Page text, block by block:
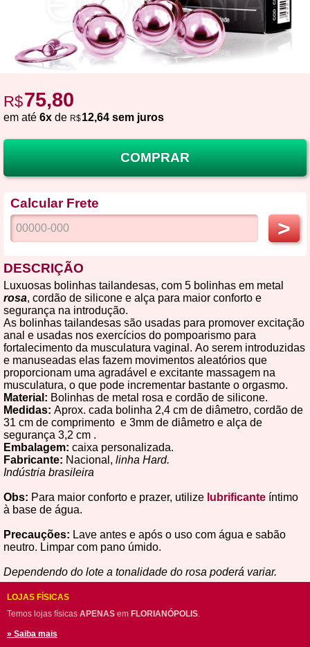
R$75,80
em até 6x de R$12,64 sem juros
COMPRAR
Calcular Frete
>
DESCRIÇÃO
Luxuosas bolinhas tailandesas, com 5 bolinhas em metal
rosa, cordão de silicone e alça para maior conforto e
segurança na introdução.
As bolinhas tailandesas são usadas para promover excitação
anal e usadas nos exercícios do pompoarismo para
fortalecimento da musculatura vaginal. Ao serem introduzidas
e manuseadas elas fazem movimentos aleatórios que
proporcionam uma agradável e excitante massagem na
musculatura, o que pode incrementar bastante o orgasmo.
Material: Bolinhas de metal rosa e cordão de silicone.
Medidas: Aprox. cada bolinha 2,4 cm de diâmetro, cordão de
31 cm de comprimento e 3mm de diâmetro e alça de
segurança 3,2 cm .
Embalagem: caixa personalizada.
Fabricante: Nacional, linha Hard.
Indústria brasileira
Obs: Para maior conforto e prazer, utilize lubrificante íntimo
à base de água.
Precauções: Lave antes e após o uso com água e sabão
neutro. Limpar com pano úmido.
Dependendo do lote a tonalidade do rosa poderá variar.
LOJAS FÍSICAS
Temos lojas físicas APENAS em FLORIANÓPOLIS.
» Saiba mais